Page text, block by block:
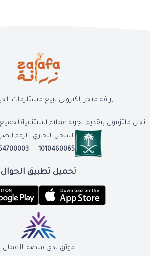
زرافة متجر إلكتروني لبيع مستلزمات
نحن ملتزمون بتقديم تجربة عملاء استثنائية لجميع
السجل التجاري
1010460085
الرقم
تحميل تطبيق الجوال
موثق لدى منصة الأعمال